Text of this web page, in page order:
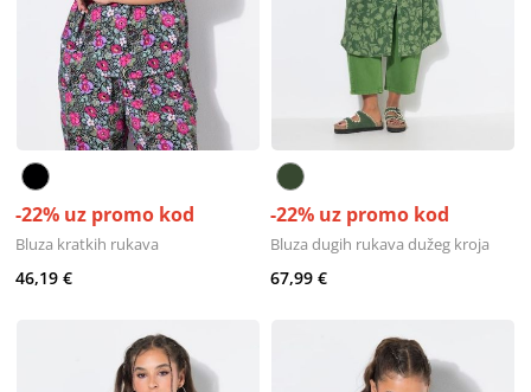
-22% uz promo kod
Bluza kratkih rukava
46,19 €
-22% uz promo kod
Bluza dugih rukava dužeg kroja
67,99 €